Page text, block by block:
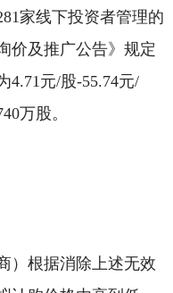
家线下投资者管理的
价及推广公告》规定
4.71元/股-55.74元/
万股。
根据消除上述无效